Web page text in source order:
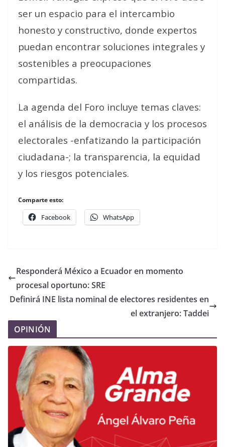
ser un espacio para el intercambio
honesto y constructivo, donde expertos
puedan encontrar soluciones integrales y
sostenibles a preocupaciones
compartidas.
La agenda del Foro incluye temas claves:
el análisis de la democracia y los procesos
electorales -enfatizando la participación
ciudadana-; la transparencia, la equidad
y los riesgos potenciales.
Comparte esto:
Facebook WhatsApp
Responderá México a Ecuador en momento
procesal oportuno: SRE
Definirá INE lista nominal de electores residentes en
el extranjero: Taddei
OPINIÓN